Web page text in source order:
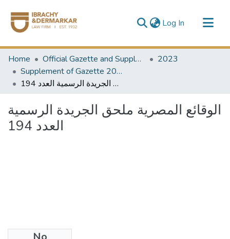
Log In (current)
Communities & Collections
All of DSpace
Home Official Gazette and Supplement
2023
Supplement of Gazette 2023
الوقائع المصرية ملحق الجريدة الرسمية العدد 194
الوقائع المصرية ملحق الجريدة الرسمية
العدد 194